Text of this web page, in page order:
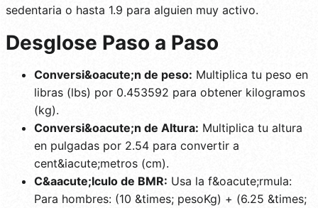
sedentaria o hasta 1.9 para alguien muy activo.
Desglose Paso a Paso
Conversi&oacute;n de peso: Multiplica tu peso en
libras (lbs) por 0.453592 para obtener kilogramos
(kg).
Conversi&oacute;n de Altura: Multiplica tu altura
en pulgadas por 2.54 para convertir a
cent&iacute;metros (cm).
C&aacute;lculo de BMR: Usa la f&oacute;rmula:
Para hombres: (10 &times; pesoKg) + (6.25 &times;